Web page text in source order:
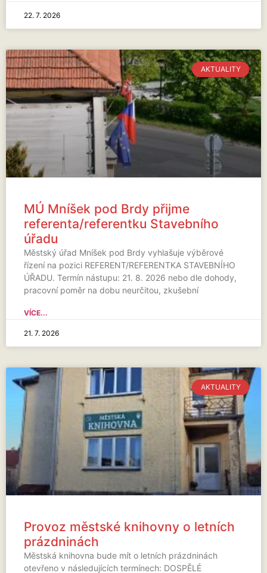
22. 7. 2026
AKTUALITY
MÚ Mníšek pod Brdy přijme
referenta/referentku Stavebního
úřadu
Městský úřad Mníšek pod Brdy vyhlašuje výběrové
řízení na pozici REFERENT/REFERENTKA STAVEBNÍHO
ÚŘADU. Termín nástupu: 21. 8. 2026 nebo dle dohody,
pracovní poměr na dobu neurčitou, zkušební
VÍCE...
21. 7. 2026
AKTUALITY
Provoz městské knihovny o letních
prázdninách
Městská knihovna bude mít o letních prázdninách
otevřeno v následujících termínech: DOSPĚLÉ